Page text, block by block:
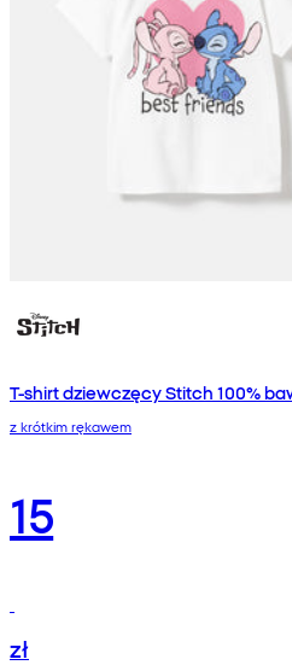
T-shirt dziewczęcy Stitch 100%
z krótkim rękawem
15
zł